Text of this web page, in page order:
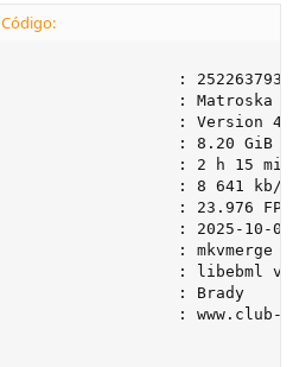
Código:
:
: Matroska
: Version 4
: 8.20 GiB
: 2 h 15 min
: 8 641 kb/s
: 23.976 FPS
: 2025-10-06
: mkvmerge
: libebml
: Brady
: www.club-